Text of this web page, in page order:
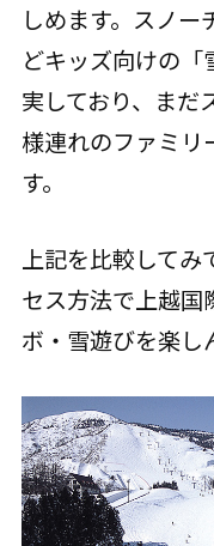
しめます。スノ
どキッズ向けの
実しており、まだ
様連れのファミリ
す。
上記を比較してみ
セス方法で上越国
ボ・雪遊びを楽し